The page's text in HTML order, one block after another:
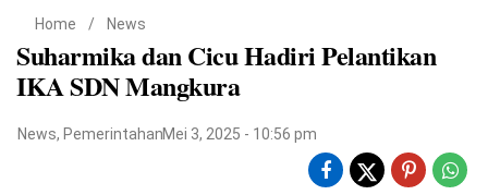
Lifestyle
Home / News
Suharmika dan Cicu Hadiri Pelantikan
IKA SDN Mangkura
News, PemerintahanMei 3, 2025 - 10:56 pm